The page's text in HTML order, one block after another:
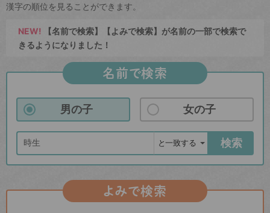
漢字の順位を見ることができます。
NEW! 【名前で検索】【よみで検索】が名前の一部で検索で
きるようになりました！
名前で検索
男の子 女の子
検索
よみで検索